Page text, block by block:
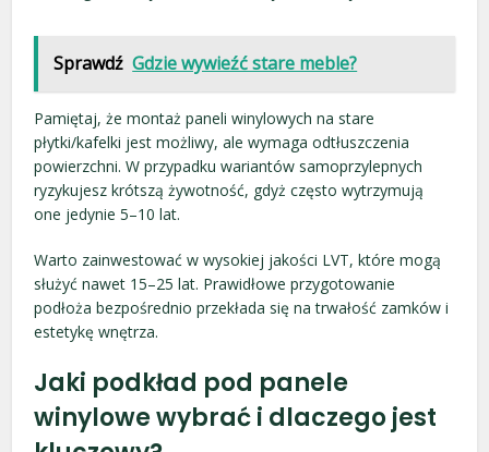
Sprawdź Gdzie wywieźć stare meble?
Pamiętaj, że montaż paneli winylowych na stare
płytki/kafelki jest możliwy, ale wymaga odtłuszczenia
powierzchni. W przypadku wariantów samoprzylepnych
ryzykujesz krótszą żywotność, gdyż często wytrzymują
one jedynie 5–10 lat.
Warto zainwestować w wysokiej jakości LVT, które mogą
służyć nawet 15–25 lat. Prawidłowe przygotowanie
podłoża bezpośrednio przekłada się na trwałość zamków i
estetykę wnętrza.
Jaki podkład pod panele
winylowe wybrać i dlaczego jest